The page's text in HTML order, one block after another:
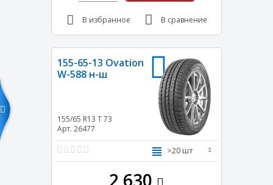
В избранное В сравнение
155-65-13 Ovation
W-588 н-ш
155/65 R13 T73
Арт. 26477
>20 шт
2 630